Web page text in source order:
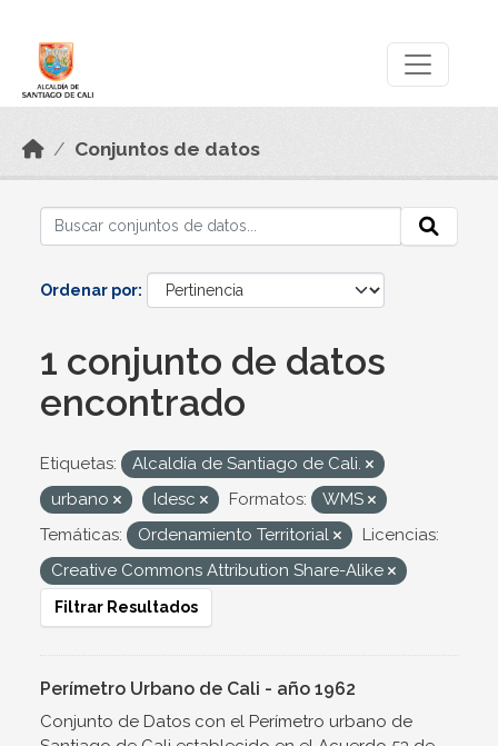
Conjuntos de datos
Ordenar por
1 conjunto de datos
encontrado
Etiquetas:
Alcaldía de Santiago de Cali.
urbano
Idesc Formatos:
WMS
Temáticas:
Ordenamiento Territorial
Licencias:
Creative Commons Attribution Share-Alike
Filtrar Resultados
Perímetro Urbano de Cali - año 1962
Conjunto de Datos con el Perímetro urbano de